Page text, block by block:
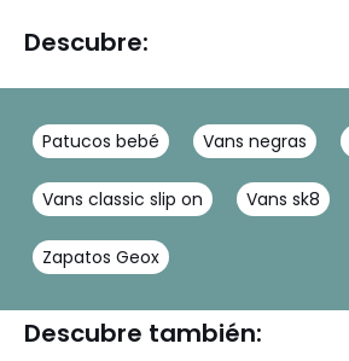
Descubre:
Patucos bebé Vans negras
Vans classic slip on Vans sk8
Zapatos Geox
Descubre también: